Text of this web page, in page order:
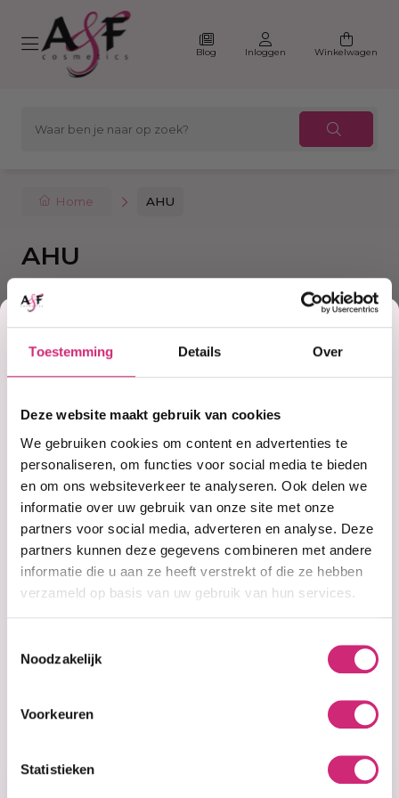
Toestemming Details Over
Deze website maakt gebruik van cookies
We gebruiken cookies om content en advertenties te
personaliseren, om functies voor social media te bieden
en om ons websiteverkeer te analyseren. Ook delen we
informatie over uw gebruik van onze site met onze
partners voor social media, adverteren en analyse. Deze
partners kunnen deze gegevens combineren met andere
informatie die u aan ze heeft verstrekt of die ze hebben
verzameld op basis van uw gebruik van hun services.
Noodzakelijk
Voorkeuren
Statistieken
Blog Inloggen Winkelwagen
Home AHU
AHU
Filter Sorteer
Op voorraad
AHU Red Onion &
Niet op voorraad
AHU Red Onion &
Korting
op je
eerste
bestelling